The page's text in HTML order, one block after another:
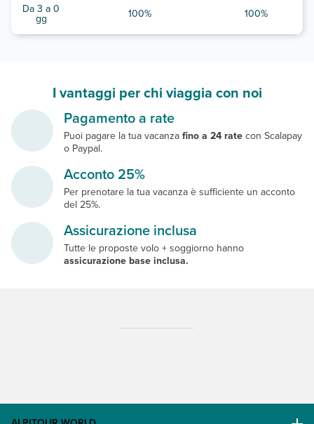
Da 3 a 0
gg 100% 100%
I vantaggi per chi viaggia con noi
Pagamento a rate
Puoi pagare la tua vacanzafino a 24 ratecon Scalapay
o Paypal.
Acconto 25%
Per prenotare la tua vacanza è sufficiente un acconto
del 25%.
Assicurazione inclusa
Tutte le proposte volo + soggiorno hanno
assicurazione base inclusa.